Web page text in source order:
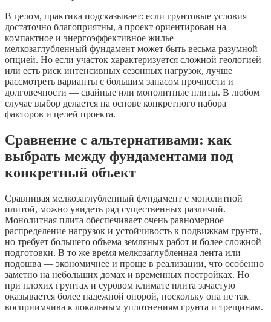
В целом, практика подсказывает: если грунтовые условия
достаточно благоприятны, а проект ориентирован на
компактное и энергоэффективное жилье —
мелкозаглубленный фундамент может быть весьма разумной
опцией. Но если участок характеризуется сложной геологией
или есть риск интенсивных сезонных нагрузок, лучше
рассмотреть варианты с большим запасом прочности и
долговечности — свайные или монолитные плиты. В любом
случае выбор делается на основе конкретного набора
факторов и целей проекта.
Сравнение с альтернативами: как
выбрать между фундаментами под
конкретный объект
Сравнивая мелкозаглубленный фундамент с монолитной
плитой, можно увидеть ряд существенных различий.
Монолитная плита обеспечивает очень равномерное
распределение нагрузок и устойчивость к подвижкам грунта,
но требует большего объема земляных работ и более сложной
подготовки. В то же время мелкозаглубленная лента или
подошва — экономичнее и проще в реализации, что особенно
заметно на небольших домах и временных постройках. Но
при плохих грунтах и суровом климате плита зачастую
оказывается более надежной опорой, поскольку она не так
восприимчива к локальным уплотнениям грунта и трещинам.